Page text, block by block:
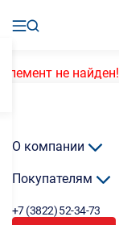
Элемент не найден!
О компании
Покупателям
+7 (3822) 52-34-73